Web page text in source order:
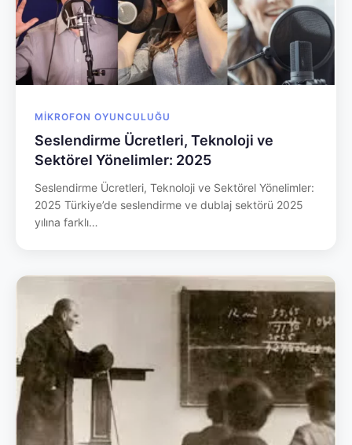
MIKROFON OYUNCULUĞU
Seslendirme Ücretleri, Teknoloji ve
Sektörel Yönelimler: 2025
Seslendirme Ücretleri, Teknoloji ve Sektörel Yönelimler:
2025 Türkiye’de seslendirme ve dublaj sektörü 2025
yılına farklı…